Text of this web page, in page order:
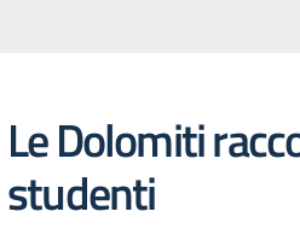
Le Dolomiti
studenti